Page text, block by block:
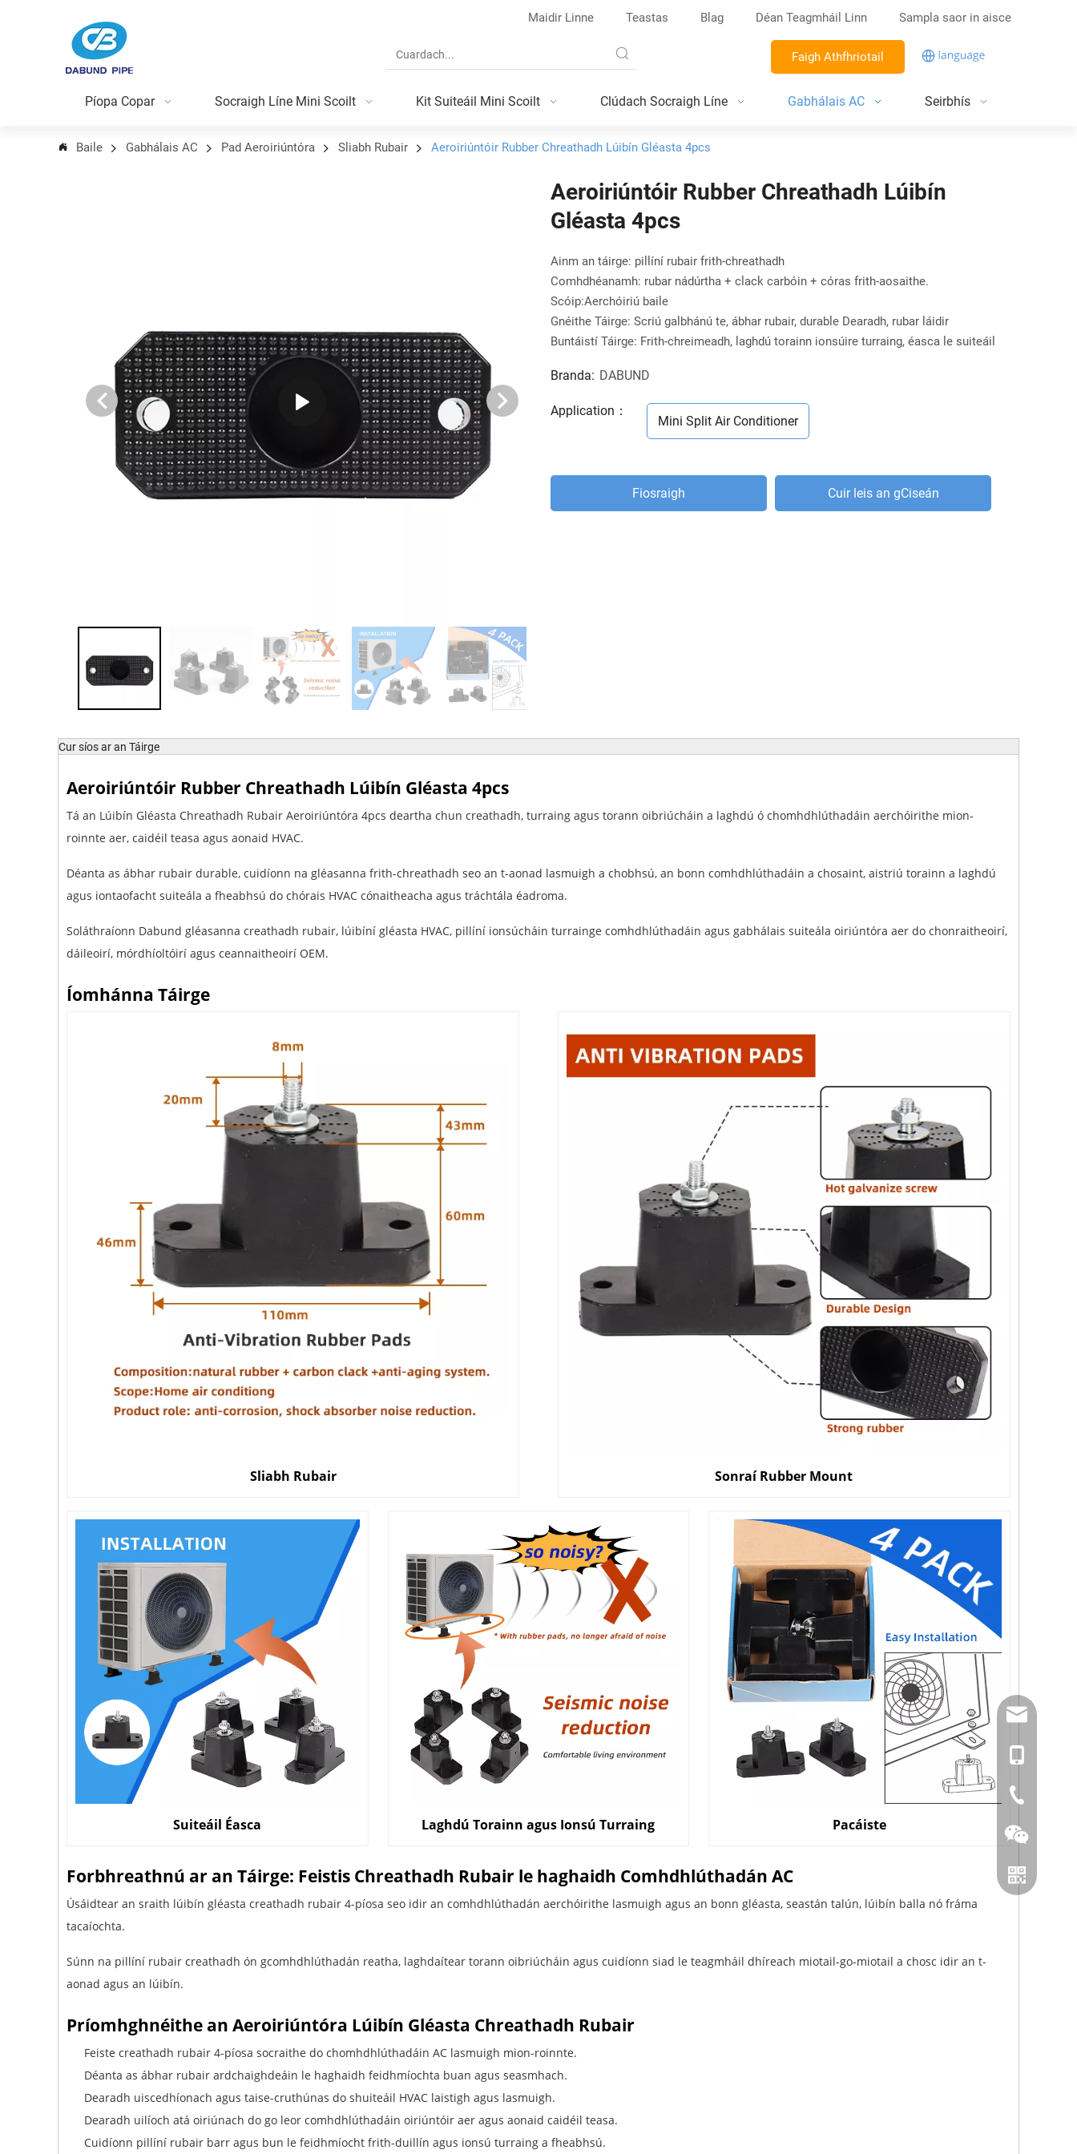
Maidir Linne Teastas Blag Déan Teagmháil Linn Sampla saor in aisce
Faigh Athfhriotail
Píopa Copar Socraigh Líne Mini Scoilt Kit Suiteáil Mini Scoilt Clúdach Socraigh Líne Gabhálais AC Seirbhís
Baile Gabhálais AC Pad Aeroiriúntóra Sliabh Rubair Aeroiriúntóir Rubber Chreathadh Lúibín Gléasta 4pcs
Aeroiriúntóir Rubber Chreathadh Lúibín
Gléasta 4pcs
Ainm an táirge: pillíní rubair frith-chreathadh
Comhdhéanamh: rubar nádúrtha + clack carbóin + córas frith-aosaithe.
Scóip:Aerchóiriú baile
Gnéithe Táirge: Scriú galbhánú te, ábhar rubair, durable Dearadh, rubar láidir
Buntáistí Táirge: Frith-chreimeadh, laghdú torainn ionsúire turraing, éasca le suiteáil
Branda: DABUND
Application ：
Mini Split Air Conditioner
Fiosraigh Cuir leis an gCiseán
Cur síos ar an Táirge
Aeroiriúntóir Rubber Chreathadh Lúibín Gléasta 4pcs
Tá an Lúibín Gléasta Chreathadh Rubair Aeroiriúntóra 4pcs deartha chun creathadh, turraing agus torann oibriúcháin a laghdú ó chomhdhlúthadáin aerchóirithe mion-
roinnte aer, caidéil teasa agus aonaid HVAC.
Déanta as ábhar rubair durable, cuidíonn na gléasanna frith-chreathadh seo an t-aonad lasmuigh a chobhsú, an bonn comhdhlúthadáin a chosaint, aistriú torainn a laghdú
agus iontaofacht suiteála a fheabhsú do chórais HVAC cónaitheacha agus tráchtála éadroma.
Soláthraíonn Dabund gléasanna creathadh rubair, lúibíní gléasta HVAC, pillíní ionsúcháin turrainge comhdhlúthadáin agus gabhálais suiteála oiriúntóra aer do chonraitheoirí,
dáileoirí, mórdhíoltóirí agus ceannaitheoirí OEM.
Íomhánna Táirge
Sliabh Rubair Sonraí Rubber Mount
Suiteáil Éasca Laghdú Torainn agus Ionsú Turraing Pacáiste
Forbhreathnú ar an Táirge: Feistis Chreathadh Rubair le haghaidh Comhdhlúthadán AC
Úsáidtear an sraith lúibín gléasta creathadh rubair 4-píosa seo idir an comhdhlúthadán aerchóirithe lasmuigh agus an bonn gléasta, seastán talún, lúibín balla nó fráma
tacaíochta.
Súnn na pillíní rubair creathadh ón gcomhdhlúthadán reatha, laghdaítear torann oibriúcháin agus cuidíonn siad le teagmháil dhíreach miotail-go-miotail a chosc idir an t-
aonad agus an lúibín.
Príomhghnéithe an Aeroiriúntóra Lúibín Gléasta Chreathadh Rubair
Feiste creathadh rubair 4-píosa socraithe do chomhdhlúthadáin AC lasmuigh mion-roinnte.
Déanta as ábhar rubair ardchaighdeáin le haghaidh feidhmíochta buan agus seasmhach.
Dearadh uiscedhíonach agus taise-cruthúnas do shuiteáil HVAC laistigh agus lasmuigh.
Dearadh uilíoch atá oiriúnach do go leor comhdhlúthadáin oiriúntóir aer agus aonaid caidéil teasa.
Cuidíonn pillíní rubair barr agus bun le feidhmíocht frith-duillín agus ionsú turraing a fheabhsú.
86-